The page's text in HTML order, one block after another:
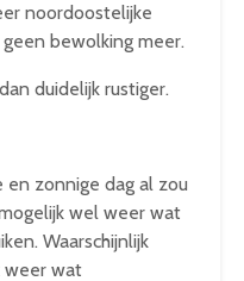
noordoostelijke
bewolking meer.
duidelijk rustiger.
en zonnige dag al zou
wel weer wat
Waarschijnlijk
weer wat